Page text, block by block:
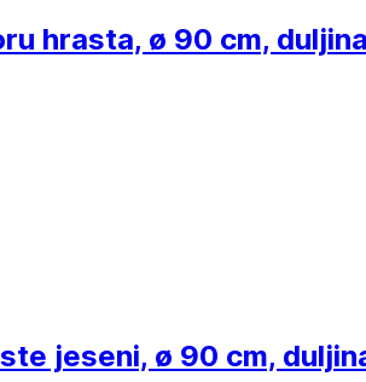
hrasta, ø 90 cm,
jeseni, ø 90 cm,